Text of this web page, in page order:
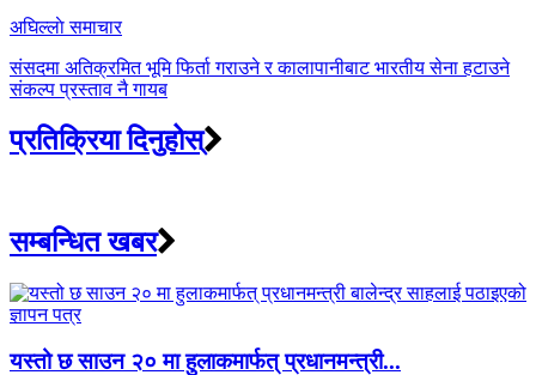
अघिल्लाे समाचार
संसदमा अतिक्रमित भूमि फिर्ता गराउने र कालापानीबाट भारतीय सेना हटाउने
संकल्प प्रस्ताव नै गायब
प्रतिक्रिया दिनुहोस्
सम्बन्धित खबर
यस्तो छ साउन २० मा हुलाकमार्फत् प्रधानमन्त्री...